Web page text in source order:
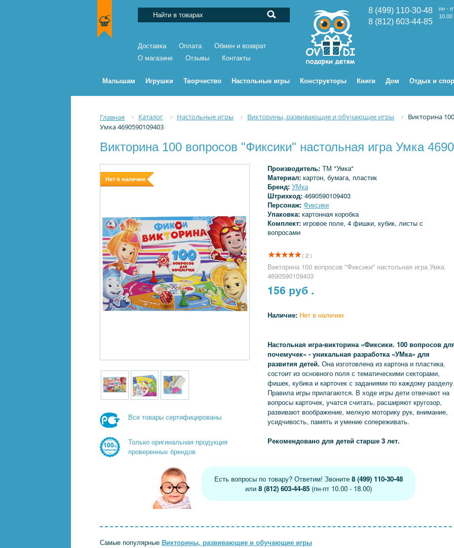
Доставка Оплата
Обмен и возврат
О магазине
Отзывы Контакты
8 (499) 110-30-48
пн -
10.00
8 (812) 603-44-85
Малышам Игрушки Творчество Настольные игры Конструкторы Книги Дом Отдых и
Главная Каталог Настольные игры Викторины, развивающие и обучающие игры
Викторина
Умка 4690590109403
Викторина 100 вопросов "Фиксики" настольная игра Умка
Нет в наличии
Все товары сертифицированы
Только оригинальная продукция
проверенных брендов
Производитель:ТМ "Умка"
Материал:картон, бумага, пластик
Бренд:УМка
Штрихкод:4690590109403
Персонаж:Фиксики
Упаковка:картонная коробка
Комплект:игровое поле, 4 фишки, кубик, листы с
вопросами
( 2 )
Викторина 100 вопросов "Фиксики" настольная игра Умка
4690590109403
156 руб .
Наличие: Нет в наличии
Настольная игра-викторина «Фиксики. 100 вопросов
почемучек» - уникальная разработка «УМка» для
развития детей.Она изготовлена из картона и пластика,
состоит из основного поля с тематическими секторами,
фишек, кубика и карточек с заданиями по каждому разделу.
Правила игры прилагаются. В ходе игры дети отвечают на
вопросы карточек, учатся считать, расширяют кругозор,
развивают воображение, мелкую моторику рук, внимание,
усидчивость, память и умение сопереживать.
Рекомендовано для детей старше 3 лет.
Есть вопросы по товару? Ответим! Звоните 8 (499) 110-30-48
или 8 (812) 603-44-85(пн-пт 10.00 - 18.00)
Самые популярные Викторины, развивающие и обучающие игры